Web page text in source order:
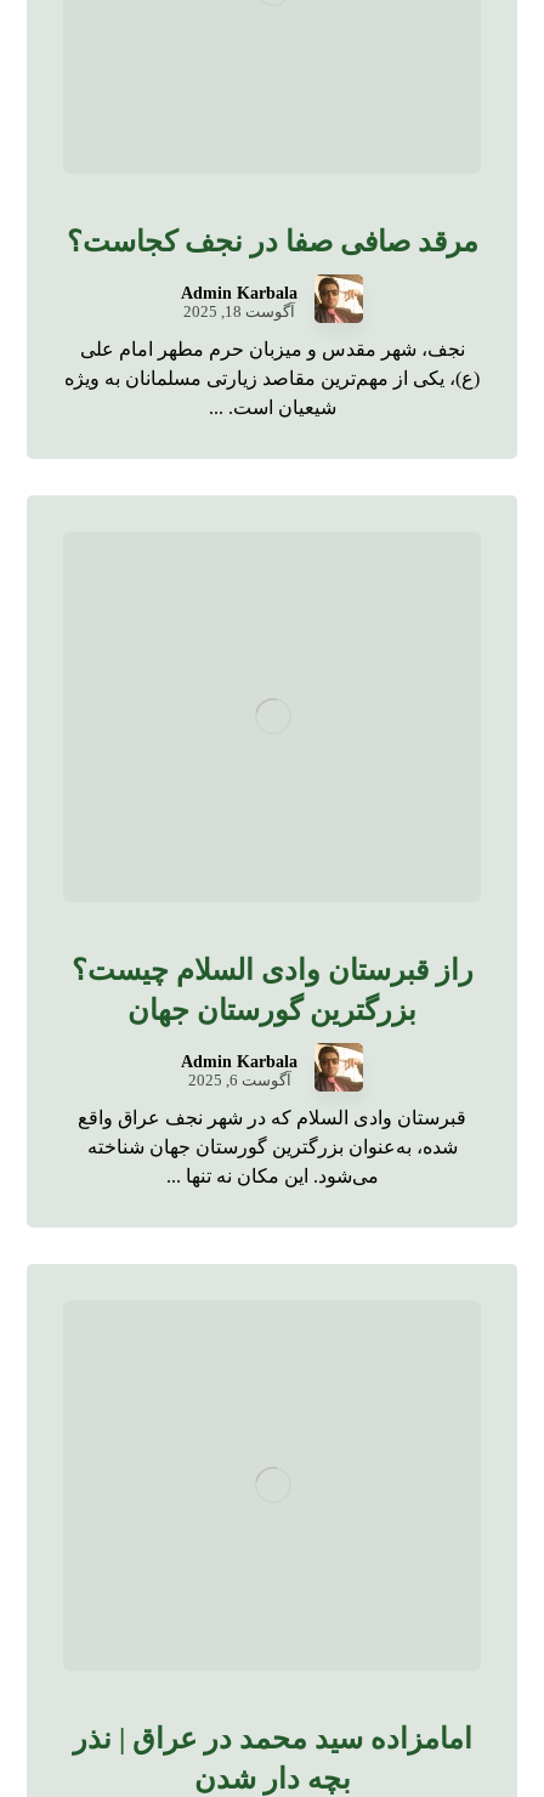
مرقد صافی صفا در نجف کجاست؟
Admin Karbala
آگوست 18, 2025
نجف، شهر مقدس و میزبان حرم مطهر امام علی
(ع)، یکی از مهم‌ترین مقاصد زیارتی مسلمانان به ویژه
شیعیان است. ...
راز قبرستان وادی‌ السلام چیست؟
بزرگترین گورستان جهان
Admin Karbala
آگوست 6, 2025
قبرستان وادی‌ السلام که در شهر نجف عراق واقع
شده، به‌عنوان بزرگترین گورستان جهان شناخته
می‌شود. این مکان نه تنها ...
امامزاده سید محمد در عراق | نذر
بچه دار شدن